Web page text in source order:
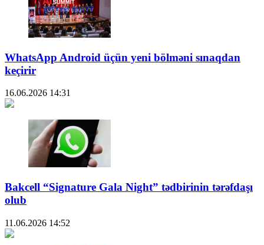
WhatsApp Android üçün yeni bölməni sınaqdan
keçirir
16.06.2026 14:31
Bakcell “Signature Gala Night” tədbirinin tərəfdaşı
olub
11.06.2026 14:52